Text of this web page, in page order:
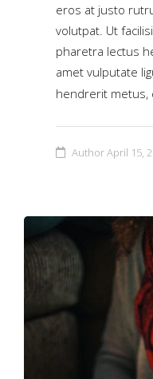
eros at justo
volutpat. Ut
pharetra lectus
amet vulputate
hendrerit metus,
AuthorApril 15,